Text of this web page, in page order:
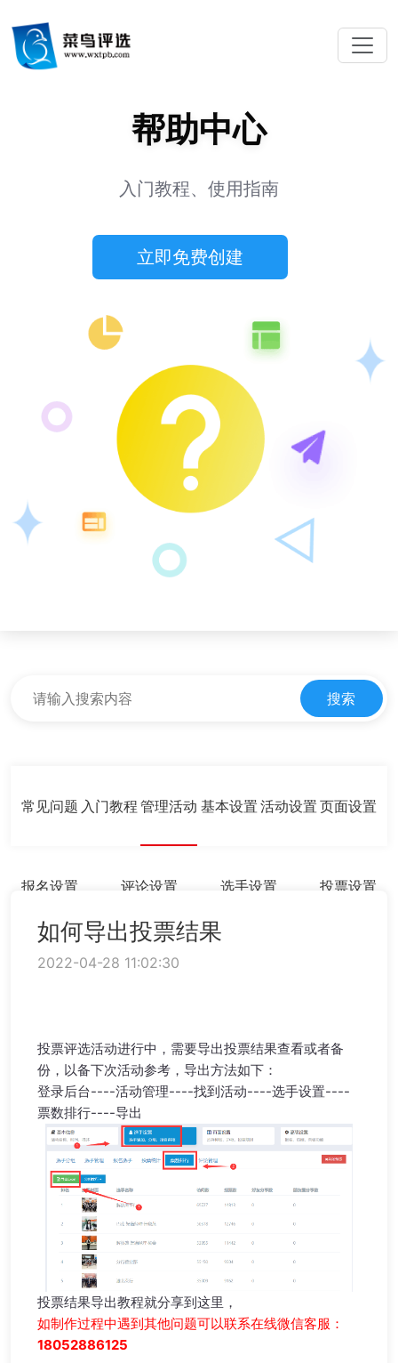
帮助中心
入门教程、使用指南
立即免费创建
常见问题 入门教程 管理活动 基本设置 活动设置 页面设置
报名设置 评论设置 选手设置 投票设置
如何导出投票结果
2022-04-28 11:02:30
投票评选活动进行中，需要导出投票结果查看或者备
份，以备下次活动参考，导出方法如下：
登录后台----活动管理----找到活动----选手设置----
票数排行----导出
投票结果导出教程就分享到这里，
如制作过程中遇到其他问题可以联系在线微信客服：
18052886125